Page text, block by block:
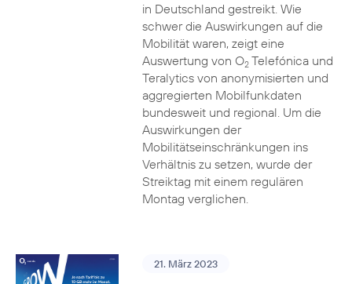
in Deutschland gestreikt. Wie
schwer die Auswirkungen auf die
Mobilität waren, zeigt eine
Auswertung von O2Telefónica und
Teralytics von anonymisierten und
aggregierten Mobilfunkdaten
bundesweit und regional. Um die
Auswirkungen der
Mobilitätseinschränkungen ins
Verhältnis zu setzen, wurde der
Streiktag mit einem regulären
Montag verglichen.
21. März 2023